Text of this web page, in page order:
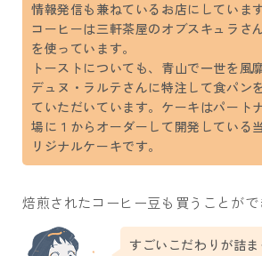
情報発信も兼ねているお店にしています
コーヒーは三軒茶屋のオブスキュラさ
を使っています。
トーストについても、青山で一世を風
デュヌ・ラルテさんに特注して食パン
ていただいています。ケーキはパート
場に１からオーダーして開発している
リジナルケーキです。
焙煎されたコーヒー豆も買うことがで
すごいこだわりが詰